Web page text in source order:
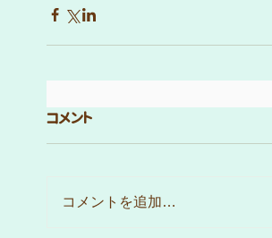
コメント
コメントを追加…